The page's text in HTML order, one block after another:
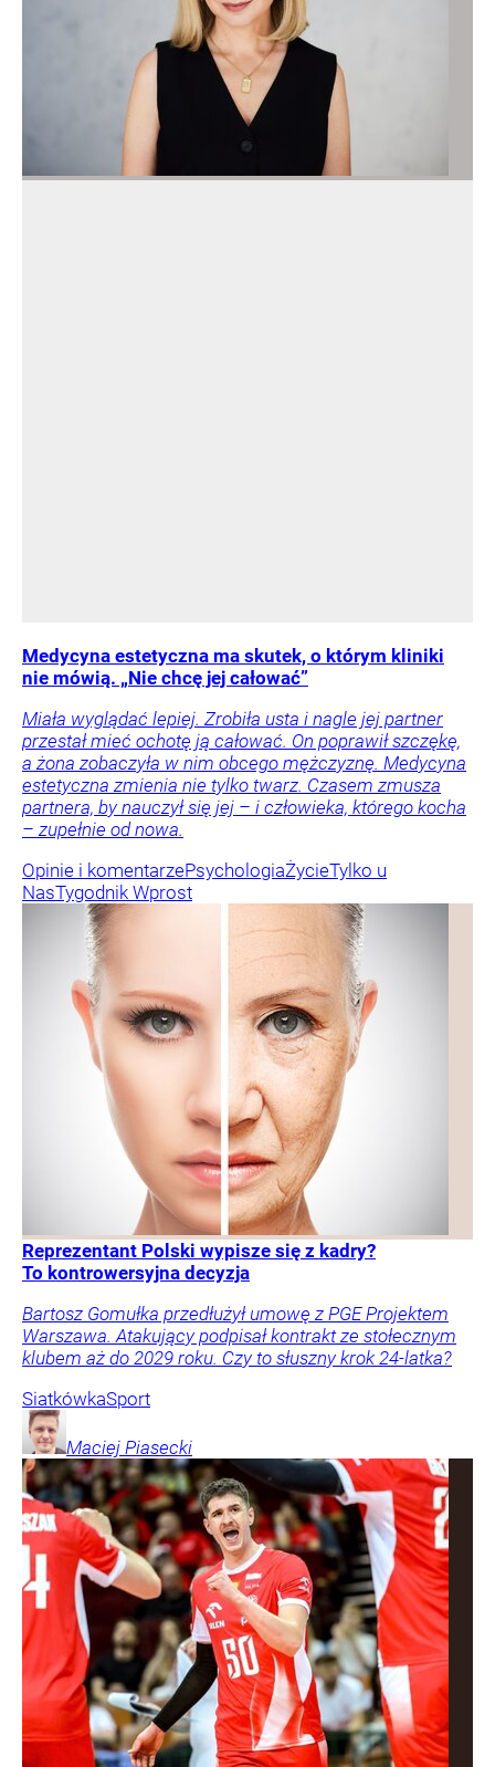
Medycyna estetyczna ma skutek, o którym kliniki
nie mówią. „Nie chcę jej całować”
Miała wyglądać lepiej. Zrobiła usta i nagle jej partner
przestał mieć ochotę ją całować. On poprawił szczękę,
a żona zobaczyła w nim obcego mężczyznę. Medycyna
estetyczna zmienia nie tylko twarz. Czasem zmusza
partnera, by nauczył się jej – i człowieka, którego kocha
– zupełnie od nowa.
Opinie i komentarzePsychologiaŻycieTylko u
NasTygodnik Wprost
Reprezentant Polski wypisze się z kadry?
To kontrowersyjna decyzja
Bartosz Gomułka przedłużył umowę z PGE Projektem
Warszawa. Atakujący podpisał kontrakt ze stołecznym
klubem aż do 2029 roku. Czy to słuszny krok 24-latka?
SiatkówkaSport
Maciej Piasecki